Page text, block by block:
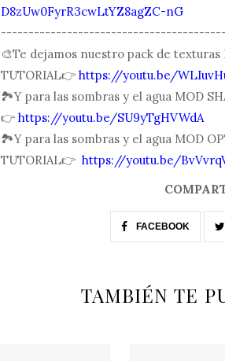
D8zUw0FyrR3cwLtYZ8agZC-nG
🎨Te dejamos nuestro pack de texturas
TUTORIAL👉 https://youtu.be/
🏞Y para las sombras y el agua MOD
👉https://youtu.be/SU9yTgHVWdA
🏞Y para las sombras y el agua MOD
TUTORIAL👉 https://youtu.be/
FACEBOOK
TAMBIÉN TE